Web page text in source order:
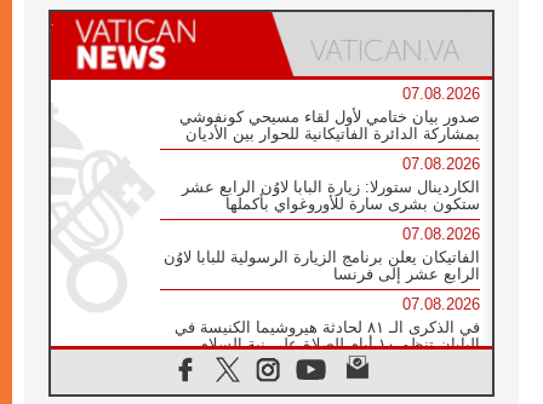
07.08.2026
صدور بيان ختامي لأول لقاء مسيحي كونفوشي
بمشاركة الدائرة الفاتيكانية للحوار بين الأديان
07.08.2026
الكاردينال ستورلا: زيارة البابا لاوُن الرابع عشر
ستكون بشرى سارة للأوروغواي بأكملها
07.08.2026
الفاتيكان يعلن برنامج الزيارة الرسولية للبابا لاوُن
الرابع عشر إلى فرنسا
07.08.2026
في الذكرى الـ ٨١ لحادثة هيروشيما الكنيسة في
اليابان تنظم ١٠ أيام للصلاة على نية السلام
الكنيسة في الأوروغواي: زيارة البابا ستعزز